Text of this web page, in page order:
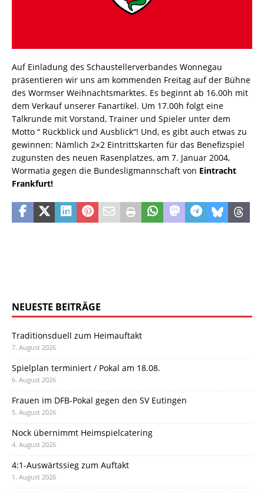
Auf Einladung des Schaustellerverbandes Wonnegau
präsentieren wir uns am kommenden Freitag auf der Bühne
des Wormser Weihnachtsmarktes. Es beginnt ab 16.00h mit
dem Verkauf unserer Fanartikel. Um 17.00h folgt eine
Talkrunde mit Vorstand, Trainer und Spieler unter dem
Motto “ Rückblick und Ausblick“! Und, es gibt auch etwas zu
gewinnen: Nämlich 2×2 Eintrittskarten für das Benefizspiel
zugunsten des neuen Rasenplatzes, am 7. Januar 2004,
Wormatia gegen die Bundesligmannschaft von Eintracht
Frankfurt!
NEUESTE BEITRÄGE
Traditionsduell zum Heimauftakt
7. August 2026
Spielplan terminiert / Pokal am 18.08.
6. August 2026
Frauen im DFB-Pokal gegen den SV Eutingen
5. August 2026
Nock übernimmt Heimspielcatering
4. August 2026
4:1-Auswärtssieg zum Auftakt
1. August 2026